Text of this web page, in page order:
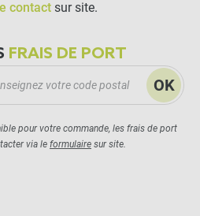
contact sur site.
FRAIS DE PORT
OK
pour votre commande, les frais de port
via le formulaire sur site.